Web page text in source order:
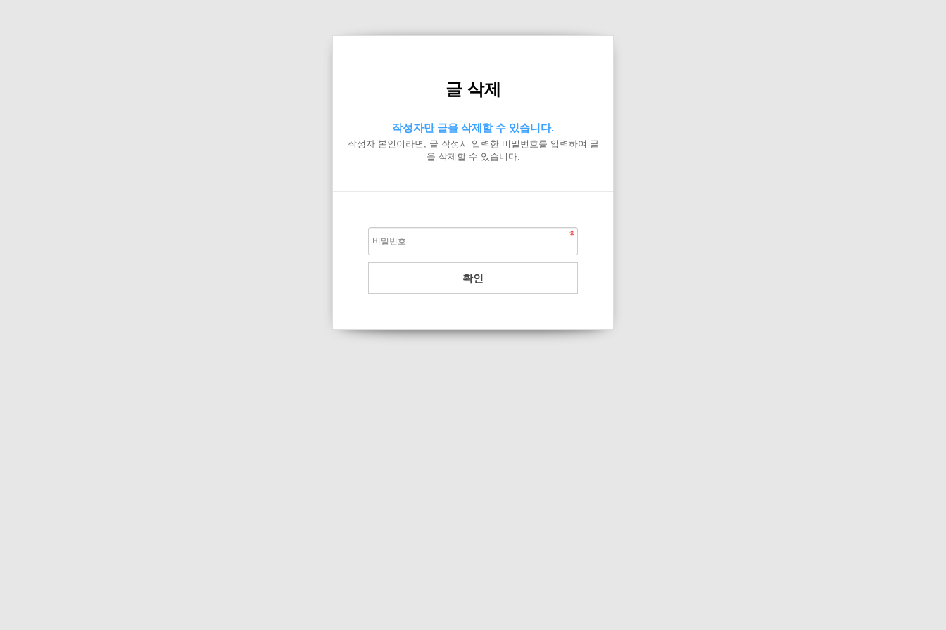
글 삭제
작성자만 글을 삭제할 수 있습니다.
작성자 본인이라면, 글 작성시 입력한 비밀번호를 입력하여 글
을 삭제할 수 있습니다.